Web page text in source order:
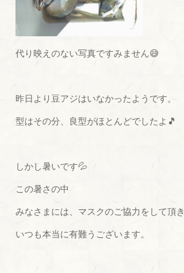
代り映えのない写真ですみません😅
昨日より豆アジはいなかったようです。
型はその分、良型がほとんどでしたよ🎵
しかし暑いです💦
この暑さの中
みなさまには、マスクのご協力をして頂き
いつも本当に有難うございます。